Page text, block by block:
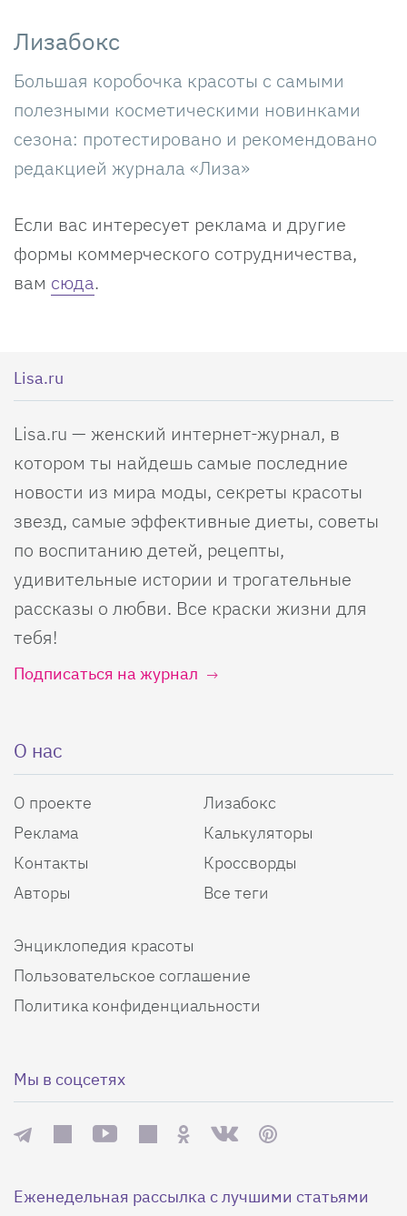
Лизабокс
Большая коробочка красоты с самыми
полезными косметическими новинками
сезона: протестировано и рекомендовано
редакцией журнала «Лиза»
Если вас интересует реклама и другие
формы коммерческого сотрудничества,
вам сюда.
Lisa.ru
Lisa.ru — женский интернет-журнал, в
котором ты найдешь самые последние
новости из мира моды, секреты красоты
звезд, самые эффективные диеты, советы
по воспитанию детей, рецепты,
удивительные истории и трогательные
рассказы о любви. Все краски жизни для
тебя!
Подписаться на журнал
О нас
О проекте
Реклама
Контакты
Авторы
Лизабокс
Калькуляторы
Кроссворды
Все теги
Энциклопедия красоты
Пользовательское соглашение
Политика конфиденциальности
Мы в соцсетях
Еженедельная рассылка с лучшими статьями